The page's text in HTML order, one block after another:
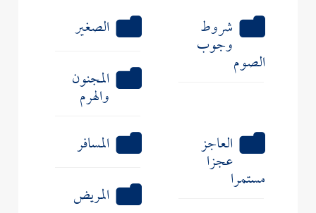
شروط
وجوب
الصوم
الصغير
المجنون
والهرم
العاجز
عجزا
مستمرا
المسافر
المريض